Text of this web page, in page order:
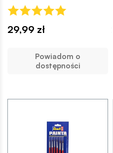
29,99 zł
Powiadom o
dostępności